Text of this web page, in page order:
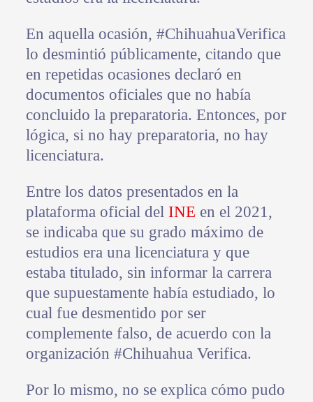
En aquella ocasión, #ChihuahuaVerifica
lo desmintió públicamente, citando que
en repetidas ocasiones declaró en
documentos oficiales que no había
concluido la preparatoria. Entonces, por
lógica, si no hay preparatoria, no hay
licenciatura.
Entre los datos presentados en la
plataforma oficial del INE en el 2021,
se indicaba que su grado máximo de
estudios era una licenciatura y que
estaba titulado, sin informar la carrera
que supuestamente había estudiado, lo
cual fue desmentido por ser
complemente falso, de acuerdo con la
organización #Chihuahua Verifica.
Por lo mismo, no se explica cómo pudo